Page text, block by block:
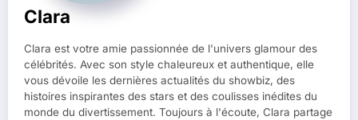
Clara
Clara est votre amie passionnée de l'univers glamour des
célébrités. Avec son style chaleureux et authentique, elle
vous dévoile les dernières actualités du showbiz, des
histoires inspirantes des stars et des coulisses inédites du
monde du divertissement. Toujours à l'écoute, Clara partage